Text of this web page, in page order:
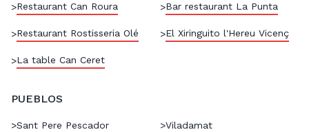
>Restaurant Can Roura >Bar restaurant La Punta
>Restaurant Rostisseria Olé >El Xiringuito l'Hereu Vicenç
>La table Can Ceret
PUEBLOS
>Sant Pere Pescador >Viladamat